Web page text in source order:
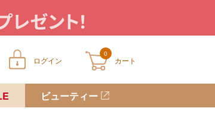
ログイン
0
カート
っていません
ビューティー